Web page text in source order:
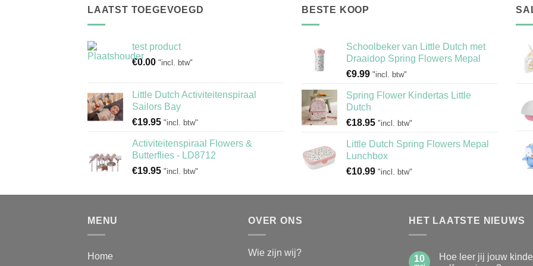
LAATST TOEGEVOEGD
test product
€0.00 "incl. btw"
Little Dutch Activiteitenspiraal
Sailors Bay
€19.95 "incl. btw"
Activiteitenspiraal Flowers &
Butterflies - LD8712
€19.95 "incl. btw"
BESTE KOOP
Schoolbeker van Little Dutch met
Draaidop Spring Flowers Mepal
€9.99 "incl. btw"
Spring Flower Kindertas Little
Dutch
€18.95 "incl. btw"
Little Dutch Spring Flowers Mepal
Lunchbox
€10.99 "incl. btw"
MENU
Home
OVER ONS
Wie zijn wij?
HET LAATSTE NIEUWS
10
Hoe leer jij jouw